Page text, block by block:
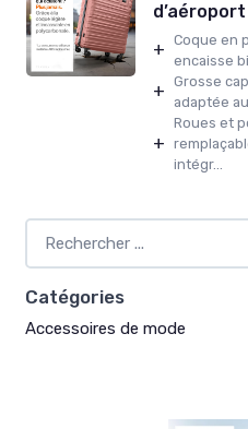
d’aéroport
+ Coque en
encaisse
+ Grosse
adaptée
+
Roues et
intégr...
Catégories
Accessoires de mode